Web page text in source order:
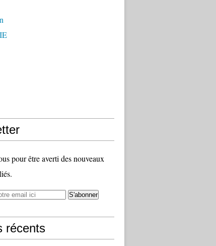
pour être averti des nouveaux
récents